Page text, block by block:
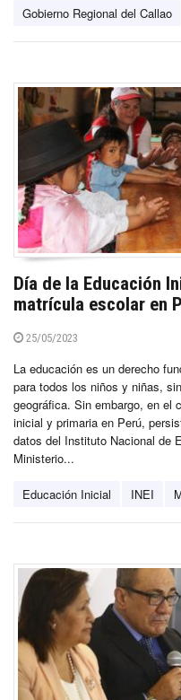
Gobierno Regional del Callao
Día de la Educación
matrícula escolar en
25/05/2023
La educación es un derecho
para todos los niños y niñas,
geográfica. Sin embargo, en el
inicial y primaria en Perú,
datos del Instituto Nacional de
Ministerio...
Educación Inicial INEI